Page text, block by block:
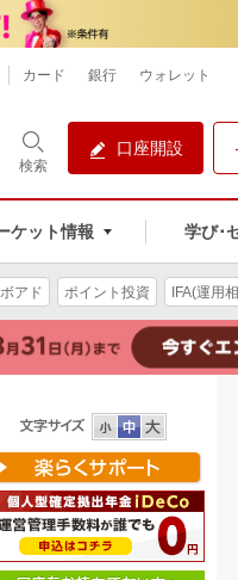
検索
口座開設
ケット情報 学び･
カード 銀行 ウォレット
アド ポイント投資 IFA(運用